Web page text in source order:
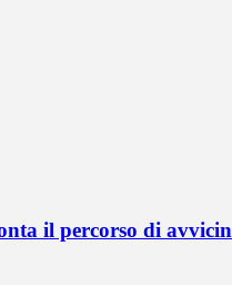
il percorso di